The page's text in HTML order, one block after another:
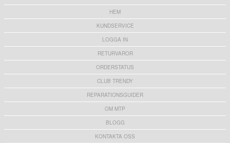
HEM
KUNDSERVICE
LOGGA IN
RETURVAROR
ORDERSTATUS
CLUB TRENDY
REPARATIONSGUIDER
OM MTP
BLOGG
KONTAKTA OSS